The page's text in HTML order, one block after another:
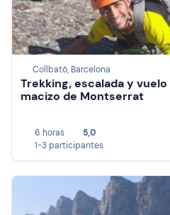
Collbató, Barcelona
Trekking, escalada y
macizo de Montserrat
6 horas
5,0
1-3 participantes